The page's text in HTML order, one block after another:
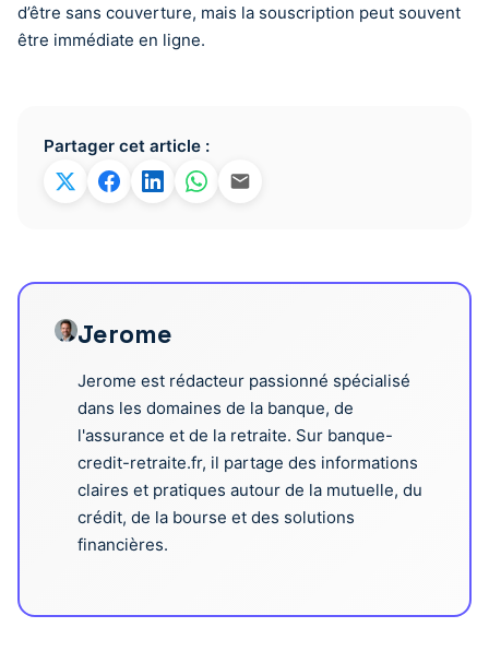
d’être sans couverture, mais la souscription peut souvent
être immédiate en ligne.
Partager cet article :
Jerome
Jerome est rédacteur passionné spécialisé
dans les domaines de la banque, de
l'assurance et de la retraite. Sur banque-
credit-retraite.fr, il partage des informations
claires et pratiques autour de la mutuelle, du
crédit, de la bourse et des solutions
financières.